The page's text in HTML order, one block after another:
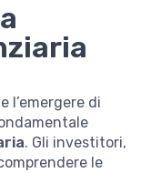
l’emergere di
. Gli investitori,
le